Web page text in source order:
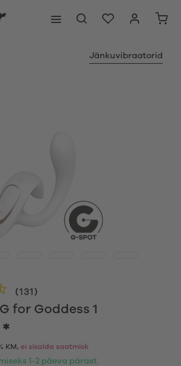
Jänkuvibraatorid
for Goddess 1
(131 )
KM, ei sisalda saatmisk
1-2 päeva pärast